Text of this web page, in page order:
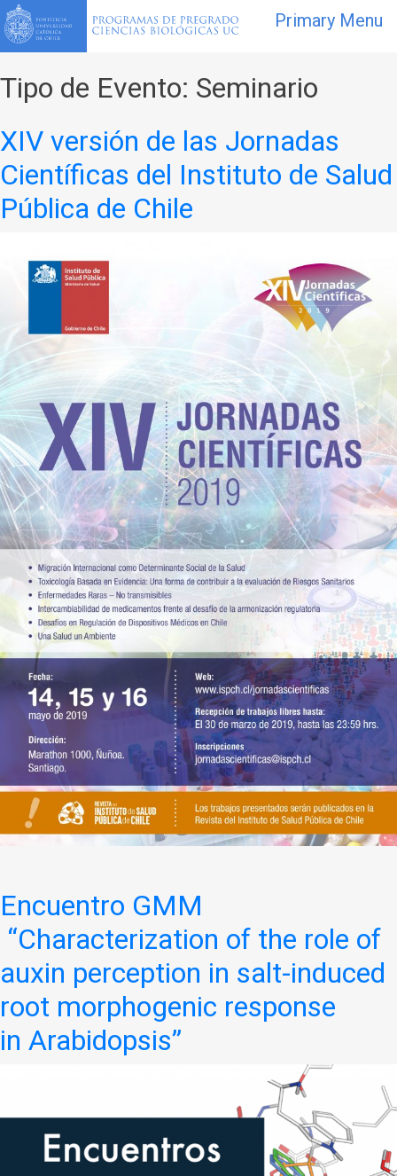
Tipo de Evento: Seminario
XIV versión de las Jornadas
Científicas del Instituto de Salud
Pública de Chile
Encuentro GMM
“Characterization of the role of
auxin perception in salt-induced
root morphogenic response
in Arabidopsis”
Primary Menu